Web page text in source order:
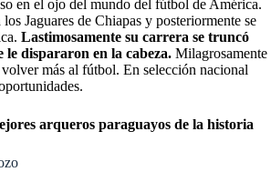
en el ojo del mundo del fútbol de América.
Jaguares de Chiapas y posteriormente se
Lastimosamente su carrera se truncó
dispararon en la cabeza. Milagrosamente
más al fútbol. En selección nacional
arqueros paraguayos de la historia